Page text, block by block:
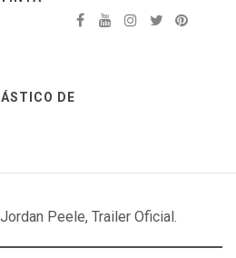
DE
Peele, Trailer Oficial.